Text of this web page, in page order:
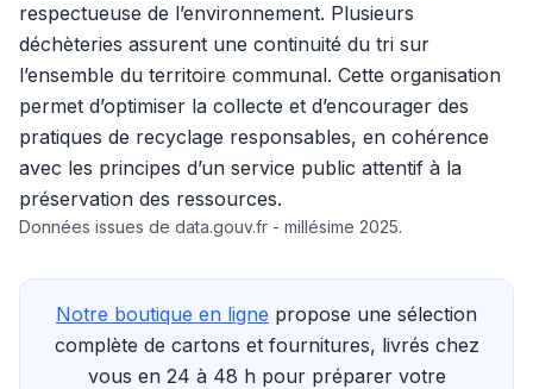
respectueuse de l’environnement. Plusieurs
déchèteries assurent une continuité du tri sur
l’ensemble du territoire communal. Cette organisation
permet d’optimiser la collecte et d’encourager des
pratiques de recyclage responsables, en cohérence
avec les principes d’un service public attentif à la
préservation des ressources.
Données issues de data.gouv.fr - millésime 2025.
Notre boutique en ligne propose une sélection
complète de cartons et fournitures, livrés chez
vous en 24 à 48 h pour préparer votre